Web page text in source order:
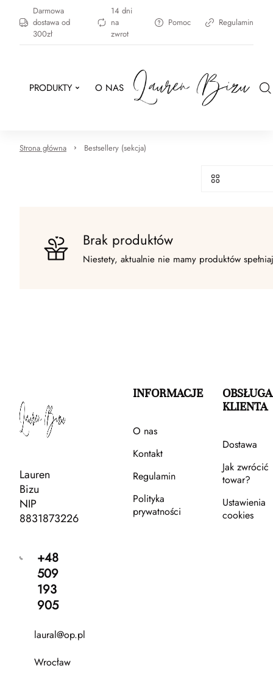
Darmowa
dostawa od
300zł
14 dni
na
zwrot
Pomoc Regulamin
PRODUKTY O NAS
Strona główna Bestsellery (sekcja)
Brak produktów
Niestety, aktualnie nie mamy produktów
Lauren
Bizu
NIP
8831873226
+48
509
193
905
laural@op.pl
Wrocław
INFORMACJE
O nas
Kontakt
Regulamin
Polityka
prywatności
OBSŁUGA
KLIENTA
Dostawa
Jak zwrócić
towar?
Ustawienia
cookies